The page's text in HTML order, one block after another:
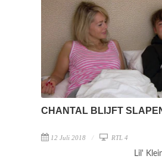
CHANTAL BLIJFT
12 Juli 2018 RTL 4
Lil'